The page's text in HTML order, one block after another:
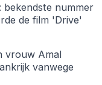
bekendste nummer
de film 'Drive'
vrouw Amal
vanwege